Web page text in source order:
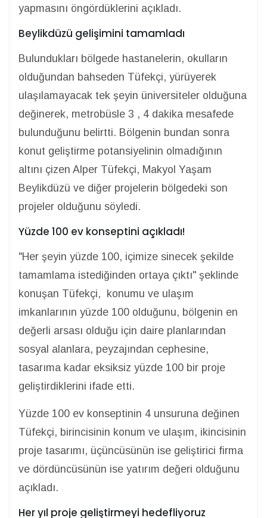
yapmasını öngördüklerini açıkladı.
Beylikdüzü gelişimini tamamladı
Bulundukları bölgede hastanelerin, okulların
olduğundan bahseden Tüfekçi, yürüyerek
ulaşılamayacak tek şeyin üniversiteler olduğuna
değinerek, metrobüsle 3 , 4 dakika mesafede
bulunduğunu belirtti. Bölgenin bundan sonra
konut geliştirme potansiyelinin olmadığının
altını çizen Alper Tüfekçi, Makyol Yaşam
Beylikdüzü ve diğer projelerin bölgedeki son
projeler olduğunu söyledi.
Yüzde 100 ev konseptini açıkladı!
"Her şeyin yüzde 100, içimize sinecek şekilde
tamamlama istediğinden ortaya çıktı" şeklinde
konuşan Tüfekçi, konumu ve ulaşım
imkanlarının yüzde 100 olduğunu, bölgenin en
değerli arsası olduğu için daire planlarından
sosyal alanlara, peyzajından cephesine,
tasarıma kadar eksiksiz yüzde 100 bir proje
geliştirdiklerini ifade etti.
Yüzde 100 ev konseptinin 4 unsuruna değinen
Tüfekçi, birincisinin konum ve ulaşım, ikincisinin
proje tasarımı, üçüncüsünün ise geliştirici firma
ve dördüncüsünün ise yatırım değeri olduğunu
açıkladı.
Her yıl proje geliştirmeyi hedefliyoruz